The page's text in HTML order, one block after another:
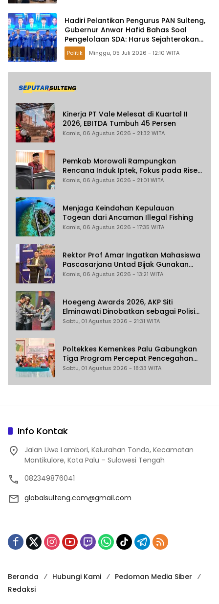
Hadiri Pelantikan Pengurus PAN Sulteng,
Gubernur Anwar Hafid Bahas Soal
Pengelolaan SDA: Harus Sejahterakan
Masyarakat
Politik Minggu, 05 Juli 2026 - 12:10 WITA
Kinerja PT Vale Melesat di Kuartal II
2026, EBITDA Tumbuh 45 Persen
Kamis, 06 Agustus 2026 - 21:32 WITA
Pemkab Morowali Rampungkan
Rencana Induk Iptek, Fokus pada Riset
dan Inovasi Daerah
Kamis, 06 Agustus 2026 - 21:01 WITA
Menjaga Keindahan Kepulauan
Togean dari Ancaman Illegal Fishing
Kamis, 06 Agustus 2026 - 17:35 WITA
Rektor Prof Amar Ingatkan Mahasiswa
Pascasarjana Untad Bijak Gunakan
Akal Imitasi
Kamis, 06 Agustus 2026 - 13:21 WITA
Hoegeng Awards 2026, AKP Siti
Elminawati Dinobatkan sebagai Polisi
Pelindung Perempuan dan Anak
Sabtu, 01 Agustus 2026 - 21:31 WITA
Poltekkes Kemenkes Palu Gabungkan
Tiga Program Percepat Pencegahan
Stunting di Donggala
Sabtu, 01 Agustus 2026 - 18:33 WITA
Info Kontak
Jalan Uwe Lambori, Kelurahan Tondo, Kecamatan
Mantikulore, Kota Palu – Sulawesi Tengah
082349876041
globalsulteng.com@gmail.com
Beranda Hubungi Kami
Pedoman Media Siber
Redaksi